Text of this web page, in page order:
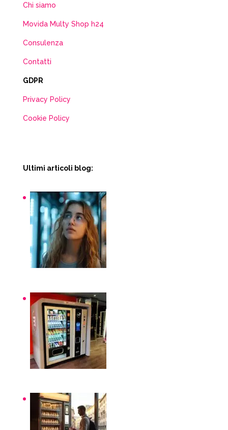
Chi siamo
Movida Multy Shop h24
Consulenza
Contatti
GDPR
Privacy Policy
Cookie Policy
Ultimi articoli blog: